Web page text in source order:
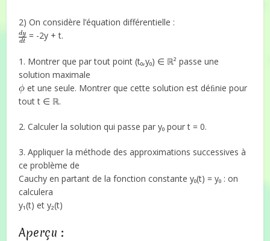
2) On considère l’équation différentielle :
= -2y + t.
1. Montrer que par tout point (t₀,y₀) ∈ ℝ² passe une
solution maximale
et une seule. Montrer que cette solution est déﬁnie pour
tout t ∈ ℝ.
2. Calculer la solution qui passe par y₀ pour t = 0.
3. Appliquer la méthode des approximations successives à
ce problème de
Cauchy en partant de la fonction constante y₀(t) = y₀ : on
calculera
y₁(t) et y₂(t)
Aperçu :